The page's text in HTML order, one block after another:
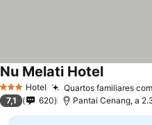
3 EstrelasHotel Quartos familiares
Nu Melati Hotel
7,1 620 Pantai Cenang, a